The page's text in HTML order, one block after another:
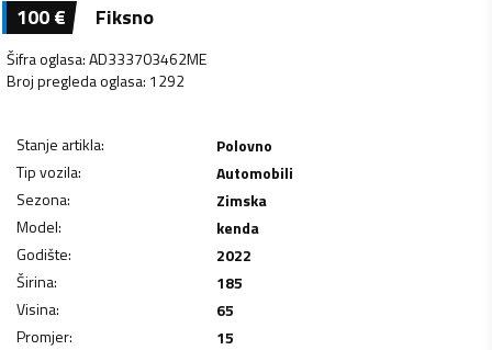
100€ Fiksno
Šifra oglasa:AD333703462ME
Broj pregleda oglasa: 1292
Stanje artikla:
Polovno
Tip vozila:
Automobili
Sezona:
Zimska
Model:
kenda
Godište:
2022
Širina:
185
Visina:
65
Promjer:
15